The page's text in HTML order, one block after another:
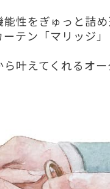
性をぎゅっと詰め
テン「マリッジ」
叶えてくれるオー